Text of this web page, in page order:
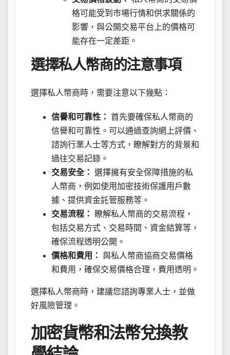
格可能受到市場行情和供求關係的
影響，與公開交易平台上的價格可
能存在一定差距。
選擇私人幣商的注意事項
選擇私人幣商時，需要注意以下幾點：
信譽和可靠性： 首先要確保私人幣商的
信譽和可靠性。可以通過查詢網上評價、
諮詢行業人士等方式，瞭解對方的背景和
過往交易記錄。
交易安全： 選擇擁有安全保障措施的私
人幣商，例如使用加密技術保護用戶數
據、提供資金託管服務等。
交易流程：
瞭解私人幣商的交易流程，
包括交易方式、交易時間、資金結算等，
確保流程透明公開。
價格和費用： 與私人幣商協商交易價格
和費用，確保交易價格合理，費用透明。
選擇私人幣商時，建議您諮詢專業人士，並做
好風險管理。
加密貨幣和法幣兌換教